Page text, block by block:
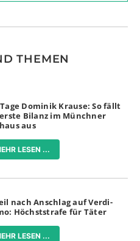
THEMEN
Tage Dominik Krause: So fällt
Bilanz im Münchner
aus
LESEN ...
nach Anschlag auf Verdi-
Höchststrafe für Täter
LESEN ...